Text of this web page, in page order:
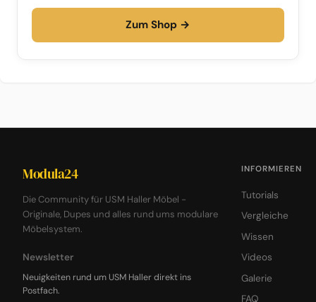
Zum Shop →
Modula24
Die Community für USM Haller Möbel -
Originale, Dupes und alles rund ums modulare
Möbelsystem.
Newsletter
Neuigkeiten rund um USM Haller direkt ins
Postfach.
INFORMIEREN
Tutorials
Vergleiche
Wissen
Videos
Galerie
FAQ